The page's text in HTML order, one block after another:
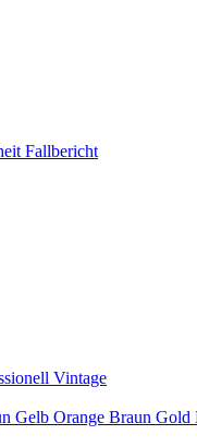
Fallbericht
Vintage
Gelb Orange Braun Gold